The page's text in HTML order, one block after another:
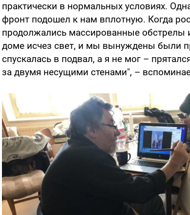
практически в нормальных условиях.
фронт подошел к нам вплотную. Когда
продолжались массированные обстрелы
доме исчез свет, и мы вынуждены были
спускалась в подвал, а я не мог –
за двумя несущими стенами", –